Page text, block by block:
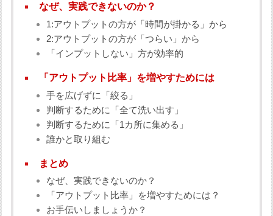
なぜ、実践できないのか？
1:アウトプットの方が「時間が掛かる」から
2:アウトプットの方が「つらい」から
「インプットしない」方が効率的
「アウトプット比率」を増やすためには
手を広げずに「絞る」
判断するために「全て洗い出す」
判断するために「1カ所に集める」
誰かと取り組む
まとめ
なぜ、実践できないのか？
「アウトプット比率」を増やすためには？
お手伝いしましょうか？